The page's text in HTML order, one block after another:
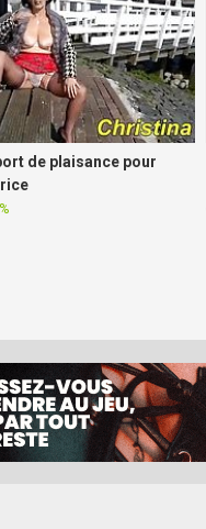
de plaisance pour